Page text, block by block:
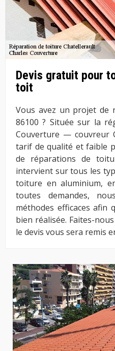
Devis gratuit pour
toit
Vous avez un projet de
86100 ? Située sur la
Couverture — couvreur
tarif de qualité et faible
de réparations de
intervient sur tous les
toiture en aluminium,
toutes demandes,
méthodes efficaces afin
bien réalisée. Faites-
le devis vous sera remis